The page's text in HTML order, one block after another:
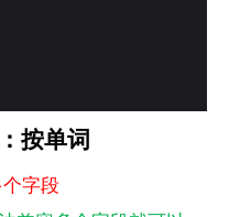
按单词
字段